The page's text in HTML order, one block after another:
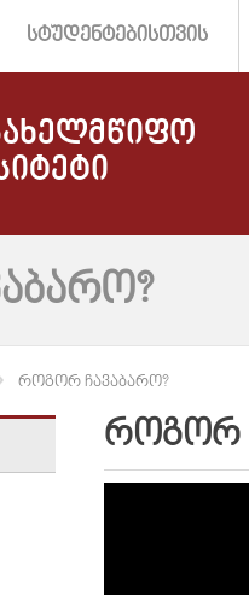
ᲡᲢᲣᲓᲔᲜᲢᲔᲑᲘᲡᲗᲕᲘᲡ
ᲠᲝᲒᲝᲠ ᲩᲐᲕᲐᲑᲐᲠᲝ?
ᲠᲝᲒᲝᲠ